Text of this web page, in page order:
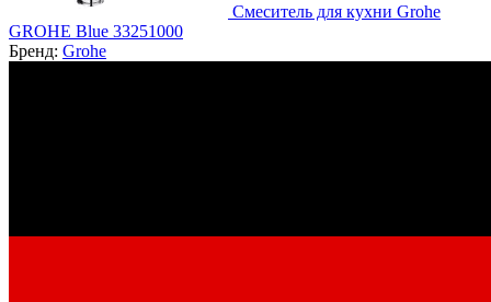
Смеситель для кухни Grohe
GROHE Blue 33251000
Бренд: Grohe